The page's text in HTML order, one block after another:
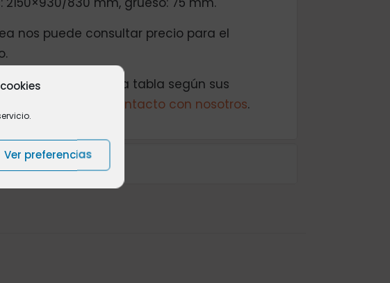
Ver preferencias
nos puede consultar precio para el
cortar el largo de la tabla según sus
póngase en contacto con nosotros.